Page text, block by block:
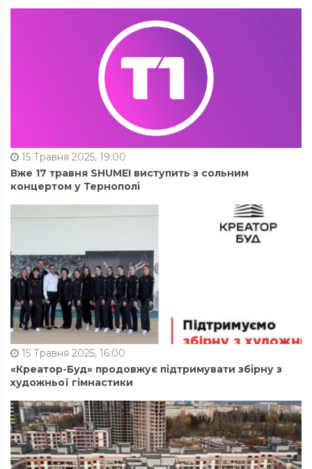
15 Травня 2025, 19:00
Вже 17 травня SHUMEI виступить з сольним
концертом у Тернополі
15 Травня 2025, 16:00
«Креатор-Буд» продовжує підтримувати збірну з
художньої гімнастики